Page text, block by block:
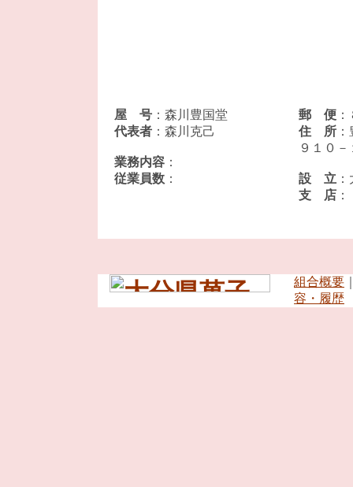
屋 号 ：森川豊国堂
代表者 ：森川克己
業務内容 ：
従業員数 ：
郵 便
住 所
９１０－
設 立
支 店 ：
組合概要
容・履歴